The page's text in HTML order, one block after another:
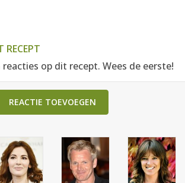
RECEPT
op dit recept. Wees de eerste!
REACTIE TOEVOEGEN